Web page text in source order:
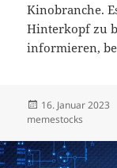
Kinobranche.
Hinterkopf zu
informieren,
Veröffentlicht
am
16. Januar 2023
memestocks